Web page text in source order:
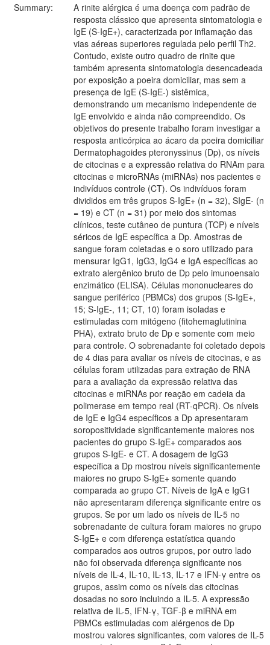
Summary:
A rinite alérgica é uma doença com padrão de
resposta clássico que apresenta sintomatologia e
IgE (S-IgE+), caracterizada por inflamação das
vias aéreas superiores regulada pelo perfil Th2.
Contudo, existe outro quadro de rinite que
também apresenta sintomatologia desencadeada
por exposição a poeira domiciliar, mas sem a
presença de IgE (S-IgE-) sistêmica,
demonstrando um mecanismo independente de
IgE envolvido e ainda não compreendido. Os
objetivos do presente trabalho foram investigar a
resposta anticórpica ao ácaro da poeira domiciliar
Dermatophagoides pteronyssinus (Dp), os níveis
de citocinas e a expressão relativa do RNAm para
citocinas e microRNAs (miRNAs) nos pacientes e
indivíduos controle (CT). Os indivíduos foram
divididos em três grupos S-IgE+ (n = 32), SIgE- (n
= 19) e CT (n = 31) por meio dos sintomas
clínicos, teste cutâneo de puntura (TCP) e níveis
séricos de IgE específica a Dp. Amostras de
sangue foram coletadas e o soro utilizado para
mensurar IgG1, IgG3, IgG4 e IgA específicas ao
extrato alergênico bruto de Dp pelo imunoensaio
enzimático (ELISA). Células mononucleares do
sangue periférico (PBMCs) dos grupos (S-IgE+,
15; S-IgE-, 11; CT, 10) foram isoladas e
estimuladas com mitógeno (fitohemaglutinina
PHA), extrato bruto de Dp e somente com meio
para controle. O sobrenadante foi coletado depois
de 4 dias para avaliar os níveis de citocinas, e as
células foram utilizadas para extração de RNA
para a avaliação da expressão relativa das
citocinas e miRNAs por reação em cadeia da
polimerase em tempo real (RT-qPCR). Os níveis
de IgE e IgG4 específicos a Dp apresentaram
soropositividade significantemente maiores nos
pacientes do grupo S-IgE+ comparados aos
grupos S-IgE- e CT. A dosagem de IgG3
específica a Dp mostrou níveis significantemente
maiores no grupo S-IgE+ somente quando
comparada ao grupo CT. Níveis de IgA e IgG1
não apresentaram diferença significante entre os
grupos. Se por um lado os níveis de IL-5 no
sobrenadante de cultura foram maiores no grupo
S-IgE+ e com diferença estatística quando
comparados aos outros grupos, por outro lado
não foi observada diferença significante nos
níveis de IL-4, IL-10, IL-13, IL-17 e IFN-γ entre os
grupos, assim como os níveis das citocinas
dosadas no soro incluindo a IL-5. A expressão
relativa de IL-5, IFN-γ, TGF-β e miRNA em
PBMCs estimuladas com alérgenos de Dp
mostrou valores significantes, com valores de IL-5